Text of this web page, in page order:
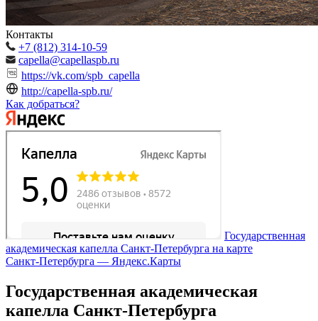
Контакты
+7 (812) 314-10-59
capella@capellaspb.ru
https://vk.com/spb_capella
http://capella-spb.ru/
Как добраться?
Государственная
академическая капелла Санкт-Петербурга на карте
Санкт‑Петербурга — Яндекс.Карты
Государственная академическая
капелла Санкт-Петербурга